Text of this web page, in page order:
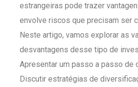
estrangeiras pode trazer
envolve riscos que precisam ser
Neste artigo, vamos explorar as
desvantagens desse tipo de
Apresentar um passo a passo de
Discutir estratégias de